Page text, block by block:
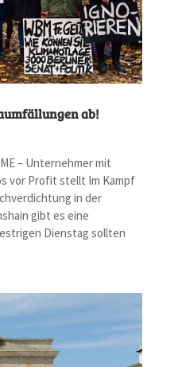
ab!
– Unternehmer mit
vor Profit stellt Im Kampf
in der
gibt es eine
Dienstag sollten